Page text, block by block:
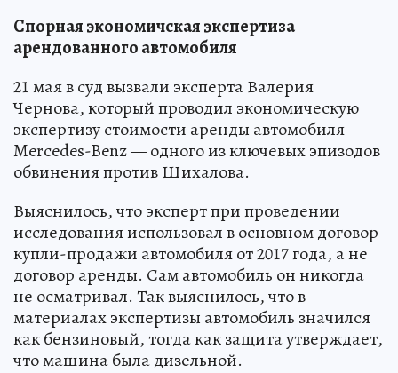
Спорная экономичская экспертиза
арендованного автомобиля
21 мая в суд вызвали эксперта Валерия
Чернова, который проводил экономическую
экспертизу стоимости аренды автомобиля
Mercedes-Benz — одного из ключевых эпизодов
обвинения против Шихалова.
Выяснилось, что эксперт при проведении
исследования использовал в основном договор
купли-продажи автомобиля от 2017 года, а не
договор аренды. Сам автомобиль он никогда
не осматривал. Так выяснилось, что в
материалах экспертизы автомобиль значился
как бензиновый, тогда как защита утверждает,
что машина была дизельной.